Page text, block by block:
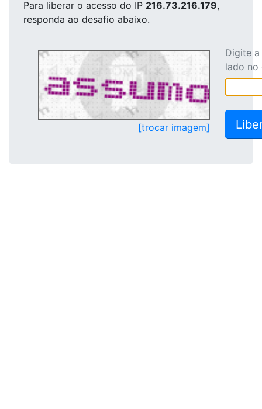
Para liberar o acesso do IP 216.73.216.179,
responda ao desafio abaixo.
[trocar imagem]
Digite
lado no